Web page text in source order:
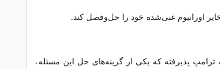
اورانیوم غنی‌شده خود را حل‌وفصل کند.
پذیرفته که یکی از گزینه‌های حل این مسئله،